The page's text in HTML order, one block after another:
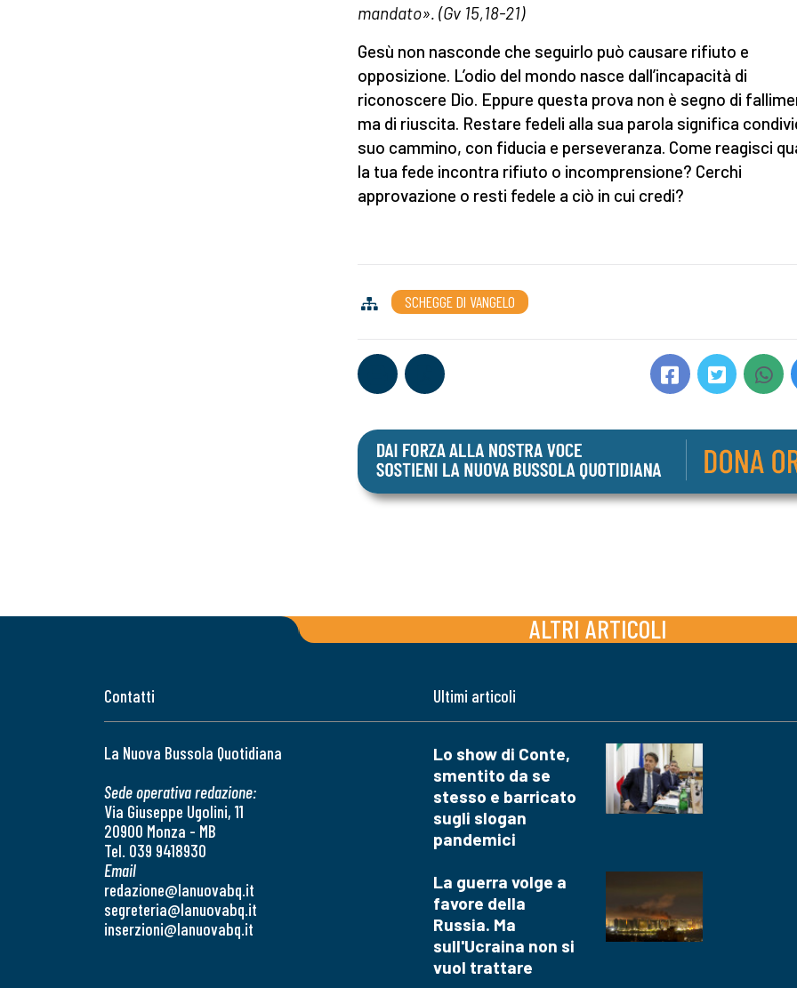
mandato». (Gv 15,18-21)
Gesù non nasconde che seguirlo può causare rifiuto e
opposizione. L’odio del mondo nasce dall’incapacità di
riconoscere Dio. Eppure questa prova non è segno di
ma di riuscita. Restare fedeli alla sua parola significa
suo cammino, con fiducia e perseveranza. Come reagisci
la tua fede incontra rifiuto o incomprensione? Cerchi
approvazione o resti fedele a ciò in cui credi?
SCHEGGE DI VANGELO
ALTRI ARTICOLI
Contatti
La Nuova Bussola Quotidiana
Sede operativa redazione:
Via Giuseppe Ugolini, 11
20900 Monza - MB
Tel. 039 9418930
Email
redazione@lanuovabq.it
segreteria@lanuovabq.it
inserzioni@lanuovabq.it
Ultimi articoli
Lo show di Conte,
smentito da se
stesso e barricato
sugli slogan
pandemici
La guerra volge a
favore della
Russia. Ma
sull'Ucraina non si
vuol trattare